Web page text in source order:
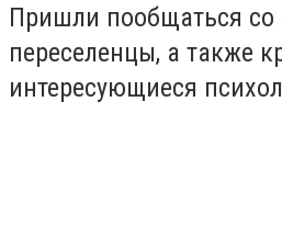
Пришли пообщаться со
переселенцы, а также
интересующиеся